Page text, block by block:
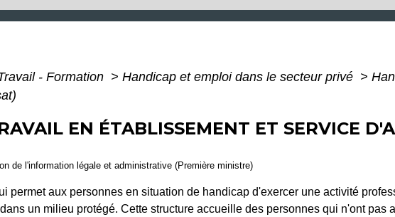
- Formation > Handicap et emploi dans le secteur privé >
EN ÉTABLISSEMENT ET SERVICE
de l'information légale et administrative (Première ministre)
permet aux personnes en situation de handicap d'exercer une activité
un milieu protégé. Cette structure accueille des personnes qui n'ont pas